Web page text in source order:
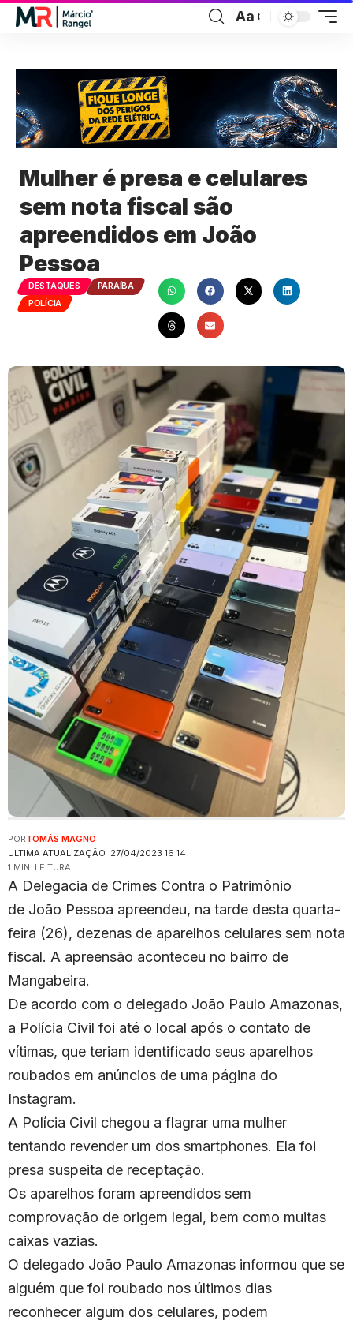
Aa
Mulher é presa e celulares
sem nota fiscal são
apreendidos em João
Pessoa
DESTAQUES
PARAÍBA
POLÍCIA
ULTIMA ATUALIZAÇÃO: 27/04/2023 16:14
PORTOMÁS MAGNO
1 MIN. LEITURA
A Delegacia de Crimes Contra o Patrimônio
de João Pessoa apreendeu, na tarde desta quarta-
feira (26), dezenas de aparelhos celulares sem nota
fiscal. A apreensão aconteceu no bairro de
Mangabeira.
De acordo com o delegado João Paulo Amazonas,
a Polícia Civil foi até o local após o contato de
vítimas, que teriam identificado seus aparelhos
roubados em anúncios de uma página do
Instagram.
A Polícia Civil chegou a flagrar uma mulher
tentando revender um dos smartphones. Ela foi
presa suspeita de receptação.
Os aparelhos foram apreendidos sem
comprovação de origem legal, bem como muitas
caixas vazias.
O delegado João Paulo Amazonas informou que se
alguém que foi roubado nos últimos dias
reconhecer algum dos celulares, podem